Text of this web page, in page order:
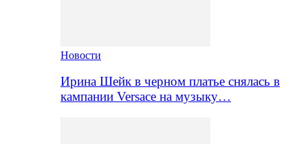
Новости
Ирина Шейк в черном платье снялась в
кампании Versace на музыку…